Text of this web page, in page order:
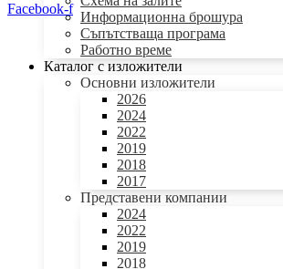
Информационна брошура
Съпътстваща програма
Работно време
Каталог с изложители
Основни изложители
2026
2024
2022
2019
2018
2017
Представени компании
2024
2022
2019
2018
Facebook-f